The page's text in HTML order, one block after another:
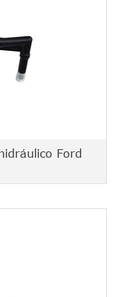
Ford